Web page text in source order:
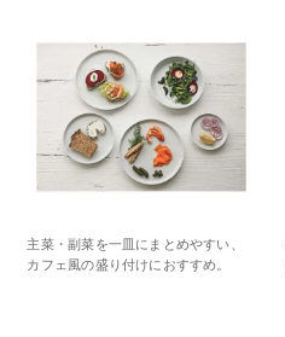
主菜・副菜を一皿にまとめやすい、
カフェ風の盛り付けにおすすめ。